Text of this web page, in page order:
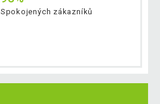
Spokojených zákazníků